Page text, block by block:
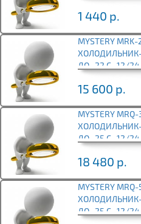
1 440 р.
MYSTERY
ДО -22 С , 12/24
15 600 р.
MYSTERY
ХОЛОДИЛЬНИК-
ДО -25 С , 12/24
18 480 р.
MYSTERY
ХОЛОДИЛЬНИК-
ДО -25 С , 12/24